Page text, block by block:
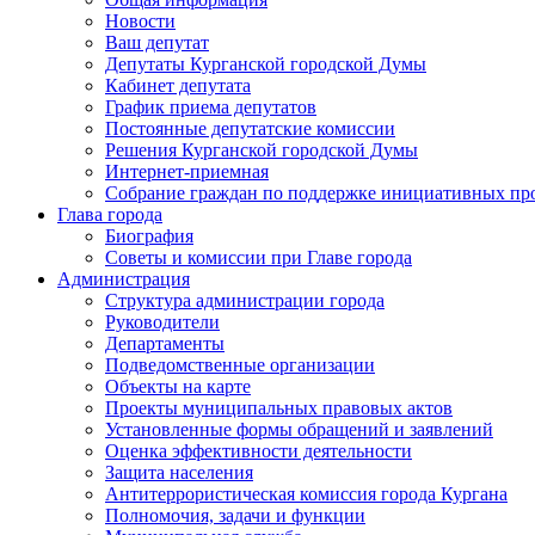
Новости
Ваш депутат
Депутаты Курганской городской Думы
Кабинет депутата
График приема депутатов
Постоянные депутатские комиссии
Решения Курганской городской Думы
Интернет-приемная
Собрание граждан по поддержке инициативных
Глава города
Биография
Советы и комиссии при Главе города
Администрация
Структура администрации города
Руководители
Департаменты
Подведомственные организации
Объекты на карте
Проекты муниципальных правовых актов
Установленные формы обращений и заявлений
Оценка эффективности деятельности
Защита населения
Антитеррористическая комиссия города Кургана
Полномочия, задачи и функции